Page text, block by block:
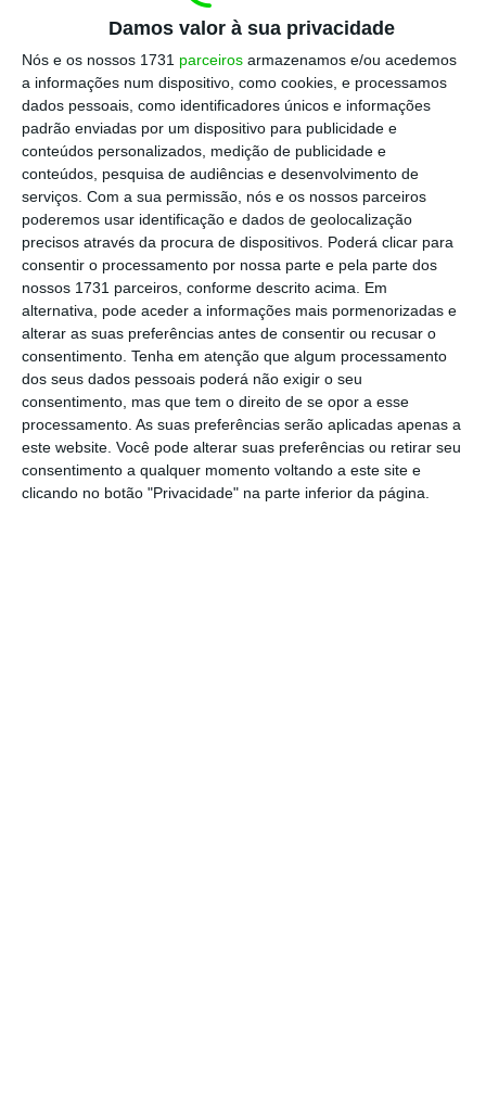
Damos valor à sua privacidade
Nós e os nossos 1731 parceiros armazenamos e/ou acedemos
a informações num dispositivo, como cookies, e processamos
dados pessoais, como identificadores únicos e informações
padrão enviadas por um dispositivo para publicidade e
conteúdos personalizados, medição de publicidade e
conteúdos, pesquisa de audiências e desenvolvimento de
serviços. Com a sua permissão, nós e os nossos parceiros
poderemos usar identificação e dados de geolocalização
precisos através da procura de dispositivos. Poderá clicar para
consentir o processamento por nossa parte e pela parte dos
nossos 1731 parceiros, conforme descrito acima. Em
alternativa, pode aceder a informações mais pormenorizadas e
alterar as suas preferências antes de consentir ou recusar o
consentimento. Tenha em atenção que algum processamento
dos seus dados pessoais poderá não exigir o seu
consentimento, mas que tem o direito de se opor a esse
processamento. As suas preferências serão aplicadas apenas a
este website. Você pode alterar suas preferências ou retirar seu
consentimento a qualquer momento voltando a este site e
clicando no botão "Privacidade" na parte inferior da página.
apresentadas pelo CDS no âmbito da
habitação “vão no sentido de ter medidas
para fomentar o crescimento da economia”,
pois “não podemos ter uma economia
dependente do turismo”.
Para a ex-ministra, oimportante neste
momento é “combater a especulação
imobiliária e dar habitação a muitas pessoas“,
para além de “pegar no património público,
com grandes proprietários como a Santa Casa
da Misericórdia e Câmara de Lisboa” e
arrendá-lo a quem mais precisa.
Mortágua: “Do CDS já esperávamos voto contra, do
PS não”